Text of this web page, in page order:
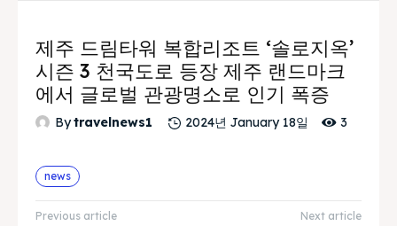
제주 드림타워 복합리조트 ‘솔로지옥’
시즌 3 천국도로 등장 제주 랜드마크
에서 글로벌 관광명소로 인기 폭증
Bytravelnews1 2024년 January 18일 3
news
Previous article Next article